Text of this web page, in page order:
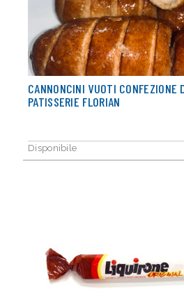
CANNONCINI VUOTI
PATISSERIE FLORIAN
Disponibile